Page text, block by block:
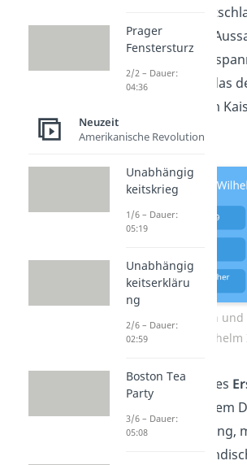
Aufschwung
undiplomatische
zunehmend
Zeit wandte sich das
immer weiter vom
Monarchie ab.
König von Preußen
Nach dem Ende des
, aus dem
Verlierer hervorging,
II. in das
Prager
Fenstersturz
2/2 – Dauer:
04:36
Neuzeit
Amerikanische Revolution
Unabhängig
keitskrieg
1/6 – Dauer:
05:19
Unabhängig
keitserkläru
ng
2/6 – Dauer:
02:59
Boston Tea
Party
3/6 – Dauer:
05:08